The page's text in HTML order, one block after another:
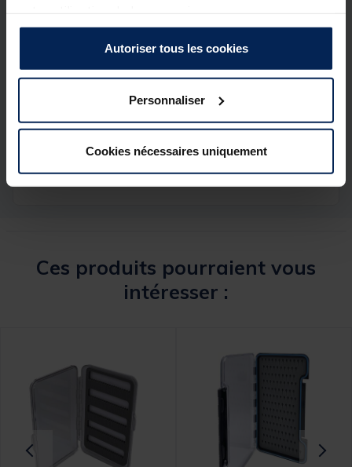
Autoriser tous les cookies
Personnaliser
Cookies nécessaires uniquement
Spécifications
Réf.
159551-1
Marque
JMC
Ces produits pourraient vous
intéresser :